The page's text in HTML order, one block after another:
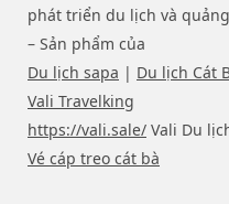
phát triển du lịch và
– Sản phẩm của
Du lịch sapa | Du lịch Cát
Vali Travelking
https://vali.sale/ Vali Du
Vé cáp treo cát bà